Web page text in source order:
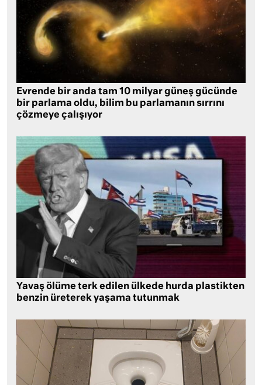
Evrende bir anda tam 10 milyar güneş gücünde
bir parlama oldu, bilim bu parlamanın sırrını
çözmeye çalışıyor
Yavaş ölüme terk edilen ülkede hurda plastikten
benzin üreterek yaşama tutunmak